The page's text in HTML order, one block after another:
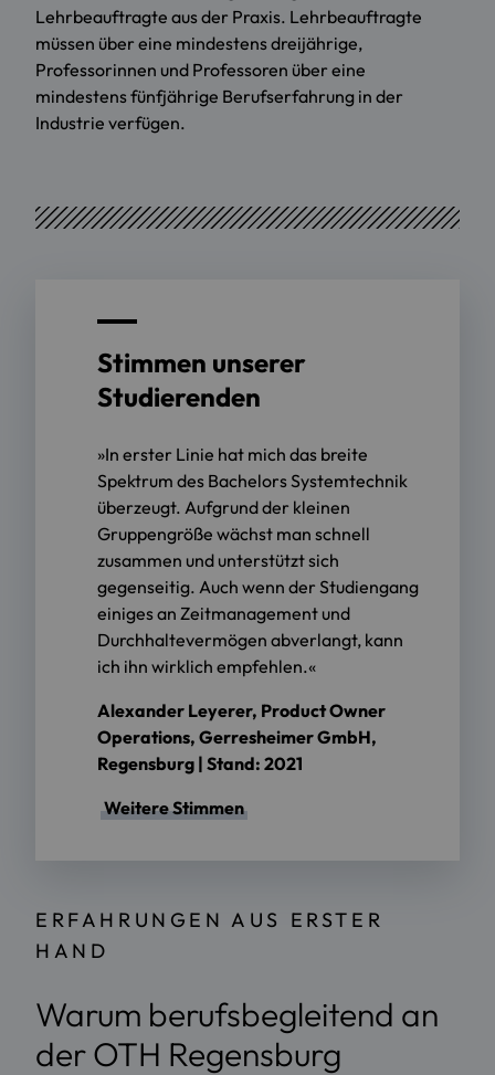
Lehrbeauftragte aus der Praxis. Lehrbeauftragte
müssen über eine mindestens dreijährige,
Professorinnen und Professoren über eine
mindestens fünfjährige Berufserfahrung in der
Industrie verfügen.
Stimmen unserer
Studierenden
»In erster Linie hat mich das breite
Spektrum des Bachelors Systemtechnik
überzeugt. Aufgrund der kleinen
Gruppengröße wächst man schnell
zusammen und unterstützt sich
gegenseitig. Auch wenn der Studiengang
einiges an Zeitmanagement und
Durchhaltevermögen abverlangt, kann
ich ihn wirklich empfehlen.«
Alexander Leyerer, Product Owner
Operations, Gerresheimer GmbH,
Regensburg | Stand: 2021
Weitere Stimmen
ERFAHRUNGEN AUS ERSTER
HAND
Warum berufsbegleitend an
der OTH Regensburg